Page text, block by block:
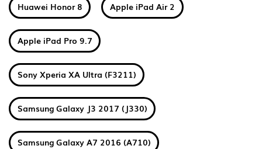
Huawei Honor 8 Apple iPad Air 2
Apple iPad Pro 9.7
Sony Xperia XA Ultra (F3211)
Samsung Galaxy J3 2017 (J330)
Samsung Galaxy A7 2016 (A710)